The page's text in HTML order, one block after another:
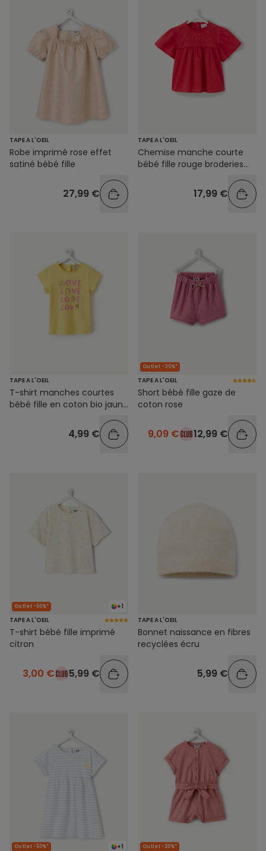
TAPE A L'OEIL
Robe imprimé rose effet
satiné bébé fille
27,99 €
TAPE A L'OEIL
Chemise manche courte
bébé fille rouge broderies
17,99 €
TAPE A L'OEIL
T-shirt manches courtes
bébé fille en coton bio jaune
4,99 €
Outlet -30%*
TAPE A L'OEIL
Short bébé fille gaze de
coton rose
9,09 € 12,99 €
+1
Outlet -50%*
TAPE A L'OEIL
T-shirt bébé fille imprimé
citron
3,00 € 5,99 €
TAPE A L'OEIL
Bonnet naissance en fibres
recyclées écru
5,99 €
+1
Outlet -50%* Outlet -20%*